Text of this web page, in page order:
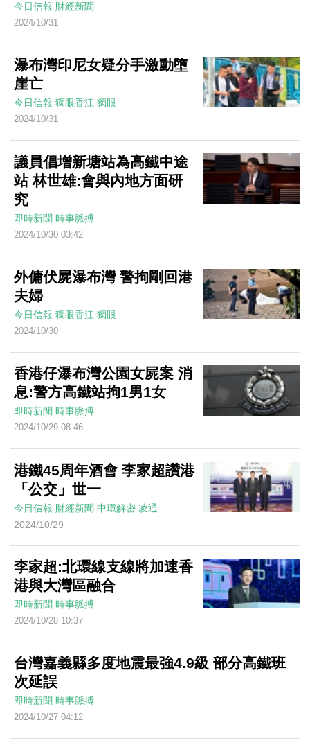
今日信報 財經新聞
2024/10/31
瀑布灣印尼女疑分手激動墮
崖亡
今日信報 獨眼香江 獨眼
2024/10/31
議員倡增新塘站為高鐵中途
站 林世雄:會與內地方面研
究
即時新聞 時事脈搏
2024/10/30 03:42
外傭伏屍瀑布灣 警拘剛回港
夫婦
今日信報 獨眼香江 獨眼
2024/10/30
香港仔瀑布灣公園女屍案 消
息:警方高鐵站拘1男1女
即時新聞 時事脈搏
2024/10/29 08:46
港鐵45周年酒會 李家超讚港
「公交」世一
今日信報 財經新聞 中環解密 凌通
2024/10/29
李家超:北環線支線將加速香
港與大灣區融合
即時新聞 時事脈搏
2024/10/28 10:37
台灣嘉義縣多度地震最強4.9級 部分高鐵班
次延誤
即時新聞 時事脈搏
2024/10/27 04:12